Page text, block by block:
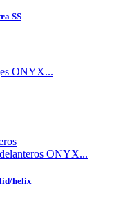
SS
ONYX...
ONYX...
helix